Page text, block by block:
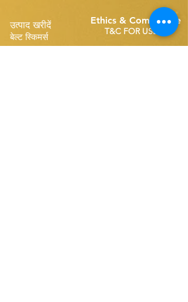
उत्पाद खरीदें
बेल्ट स्किमर्स
Ethics & Compilance
T&C FOR USE